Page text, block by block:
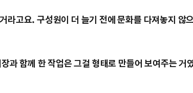
고요. 구성원이 더 늘기 전에 문화를 다져놓지 않
함께 한 작업은 그걸 형태로 만들어 보여주는 거